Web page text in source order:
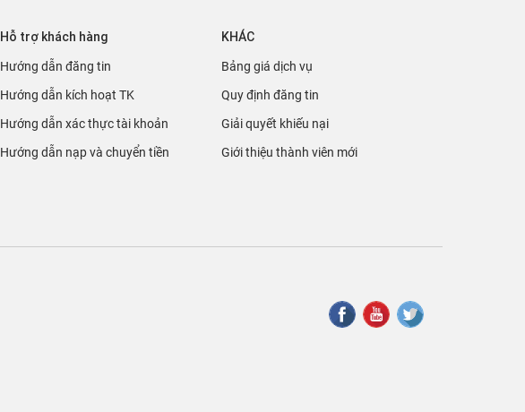
Hỗ trợ khách hàng
Hướng dẫn đăng tin
Hướng dẫn kích hoạt TK
Hướng dẫn xác thực tài khoản
Hướng dẫn nạp và chuyển tiền
KHÁC
Bảng giá dịch vụ
Quy định đăng tin
Giải quyết khiếu nại
Giới thiệu thành viên mới